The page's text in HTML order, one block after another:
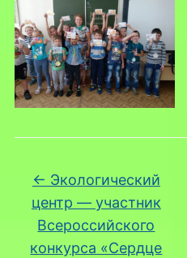
← Экологический
центр — участник
Всероссийского
конкурса «Сердце